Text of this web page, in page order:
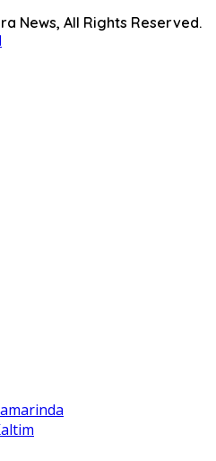
News, All Rights Reserved.